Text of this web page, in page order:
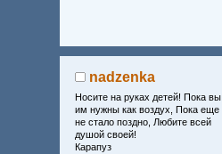
nadzenka
Носите на руках детей! Пока вы
им нужны как воздух, Пока еще
не стало поздно, Любите всей
душой своей!
Карапуз